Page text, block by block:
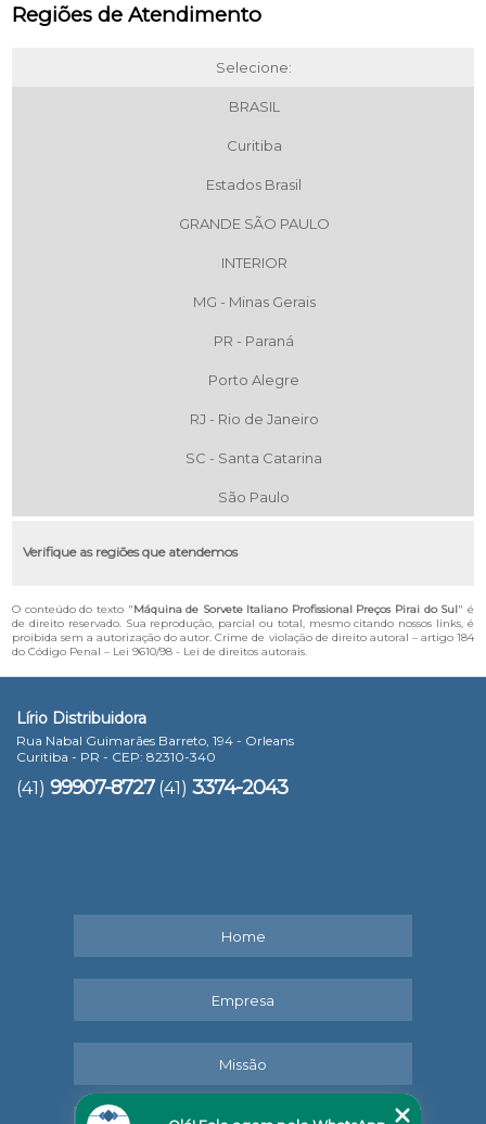
Regiões de Atendimento
Selecione:
BRASIL
Curitiba
Estados Brasil
GRANDE SÃO PAULO
INTERIOR
MG - Minas Gerais
PR - Paraná
Porto Alegre
RJ - Rio de Janeiro
SC - Santa Catarina
São Paulo
Verifique as regiões que atendemos
O conteúdo do texto "Máquina de Sorvete Italiano Profissional Preços Pirai do Sul" é
de direito reservado. Sua reprodução, parcial ou total, mesmo citando nossos links, é
proibida sem a autorização do autor. Crime de violação de direito autoral – artigo 184
do Código Penal – Lei 9610/98 - Lei de direitos autorais.
Lírio Distribuidora
Rua Nabal Guimarães Barreto, 194 - Orleans
Curitiba - PR - CEP: 82310-340
(41) 99907-8727 (41) 3374-2043
Home
Empresa
Missão